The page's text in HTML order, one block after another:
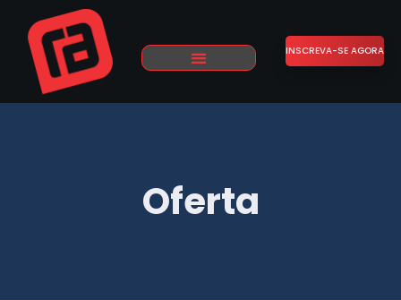
INSCREVA-SE AGORA
Oferta